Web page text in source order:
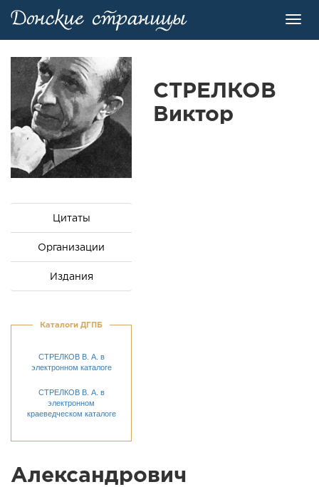
Цитаты
Организации
Издания
Каталоги ДГПБ
СТРЕЛКОВ В. А. в
электронном каталоге
СТРЕЛКОВ В. А. в
электронном
краеведческом каталоге
СТРЕЛКОВ
Виктор
Александрович